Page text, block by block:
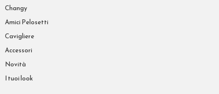
Changy
Amici Pelosetti
Cavigliere
Accessori
Novità
I tuoi look